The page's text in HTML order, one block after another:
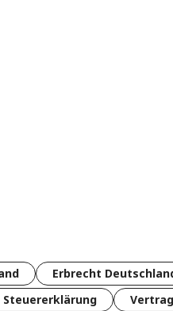
Erbrecht
Steuererklärung